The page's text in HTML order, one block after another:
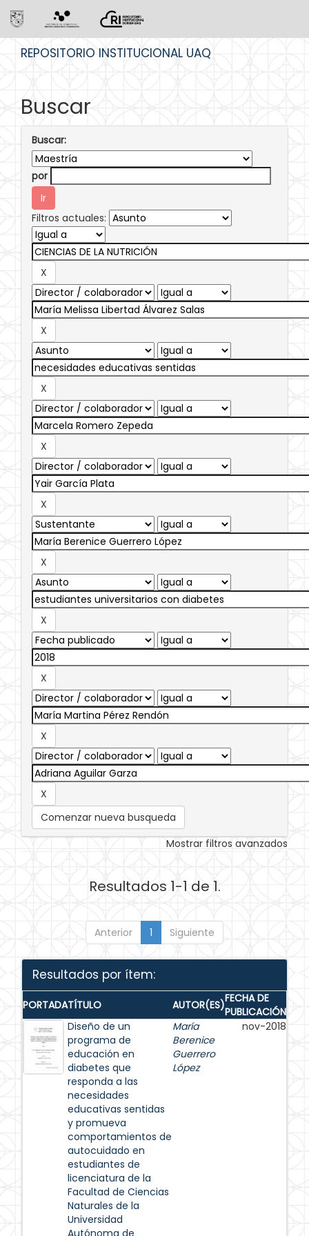
REPOSITORIO INSTITUCIONAL UAQ
Buscar
Buscar:
por
Filtros actuales:
Comenzar nueva busqueda
Mostrar filtros avanzados
Resultados 1-1 de 1.
Anterior 1 Siguiente
Resultados por ítem:
PORTADATÍTULO AUTOR(ES)FECHA DE
PUBLICACIÓN
Diseño de un
programa de
educación en
diabetes que
responda a las
necesidades
educativas sentidas
y promueva
comportamientos de
autocuidado en
estudiantes de
licenciatura de la
Facultad de Ciencias
Naturales de la
Universidad
Autónoma de
María
Berenice
Guerrero
López
nov-2018